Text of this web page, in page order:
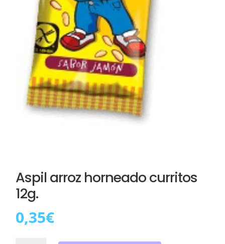
Aspil arroz horneado curritos
12g.
0,35€